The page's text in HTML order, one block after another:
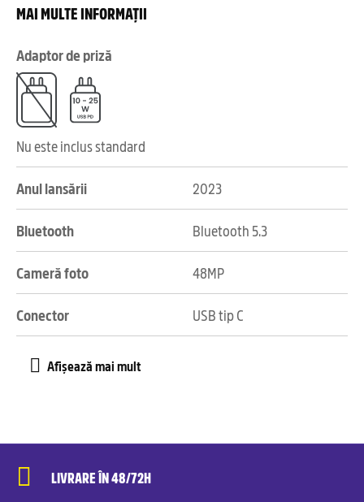
MAI MULTE INFORMAȚII
Adaptor de priză
Nu este inclus standard
Anul lansării 2023
Bluetooth Bluetooth 5.3
Cameră foto 48MP
Conector USB tip C
LIVRARE ÎN 48/72H